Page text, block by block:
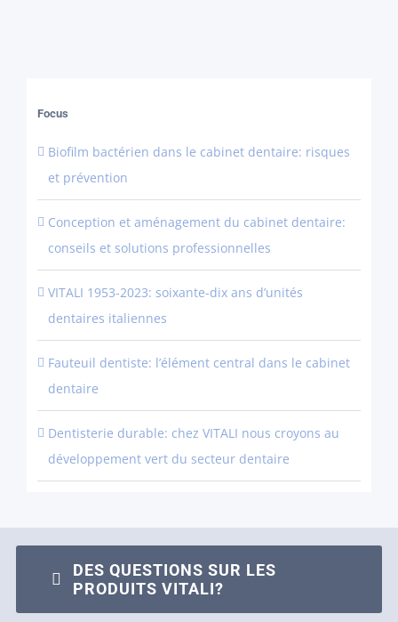
Focus
Biofilm bactérien dans le cabinet dentaire: risques
et prévention
Conception et aménagement du cabinet dentaire:
conseils et solutions professionnelles
VITALI 1953-2023: soixante-dix ans d’unités
dentaires italiennes
Fauteuil dentiste: l’élément central dans le cabinet
dentaire
Dentisterie durable: chez VITALI nous croyons au
développement vert du secteur dentaire
DES QUESTIONS SUR LES
PRODUITS VITALI?